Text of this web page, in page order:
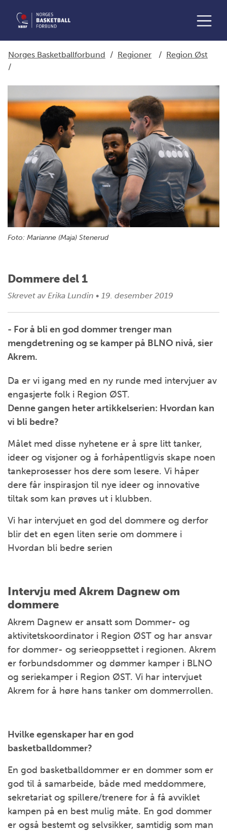
Norges Basketballforbund / Regioner / Region Øst
/
Foto: Marianne (Maja) Stenerud
Dommere del 1
Skrevet av Erika Lundin • 19. desember 2019
- For å bli en god dommer trenger man
mengdetrening og se kamper på BLNO nivå, sier
Akrem.
Da er vi igang med en ny runde med intervjuer av
engasjerte folk i Region ØST.
Denne gangen heter artikkelserien: Hvordan kan
vi bli bedre?
Målet med disse nyhetene er å spre litt tanker,
ideer og visjoner og å forhåpentligvis skape noen
tankeprosesser hos dere som lesere. Vi håper
dere får inspirasjon til nye ideer og innovative
tiltak som kan prøves ut i klubben.
Vi har intervjuet en god del dommere og derfor
blir det en egen liten serie om dommere i
Hvordan bli bedre serien
Intervju med Akrem Dagnew om
dommere
Akrem Dagnew er ansatt som Dommer- og
aktivitetskoordinator i Region ØST og har ansvar
for dommer- og serieoppsettet i regionen. Akrem
er forbundsdommer og dømmer kamper i BLNO
og seriekamper i Region ØST. Vi har intervjuet
Akrem for å høre hans tanker om dommerrollen.
Hvilke egenskaper har en god
basketballdommer?
En god basketballdommer er en dommer som er
god til å samarbeide, både med meddommere,
sekretariat og spillere/trenere for å få avviklet
kampen på en best mulig måte. En god dommer
er også bestemt og selvsikker, samtidig som man